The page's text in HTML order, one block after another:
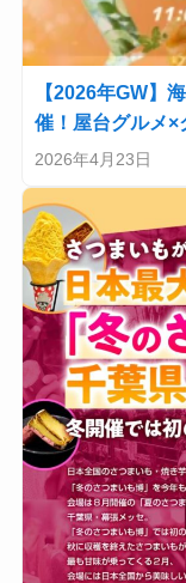
【2026年GW】
催！屋台グルメ×
2026年4月23日